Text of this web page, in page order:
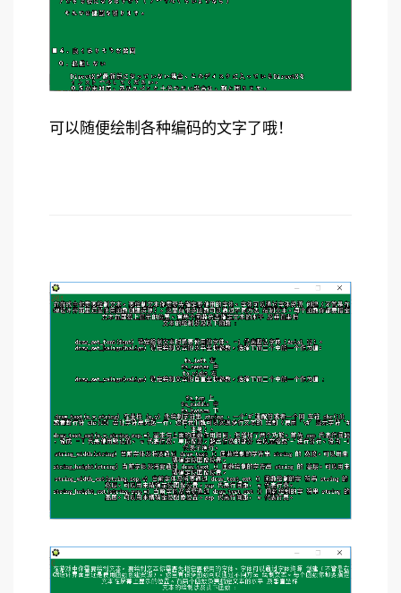
可以随便绘制各种编码的文字了哦！